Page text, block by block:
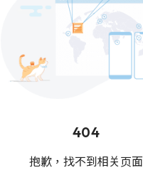
404
抱歉，找不到相关页面